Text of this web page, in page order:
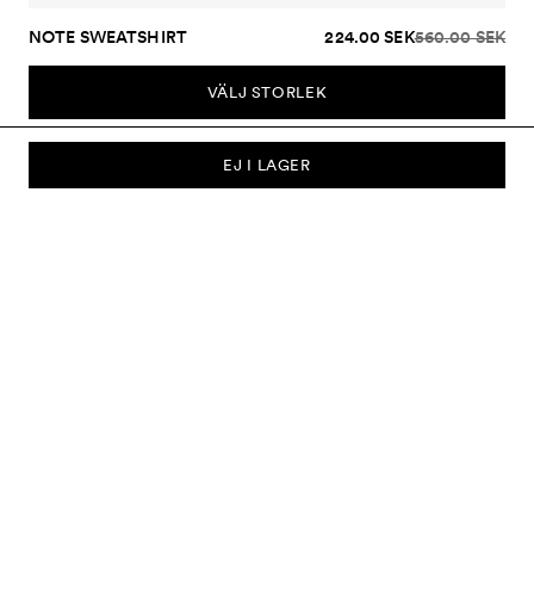
EJ I LAGER
NOTE SWEATSHIRT 224.00 SEK560.00 SEK
VÄLJ STORLEK